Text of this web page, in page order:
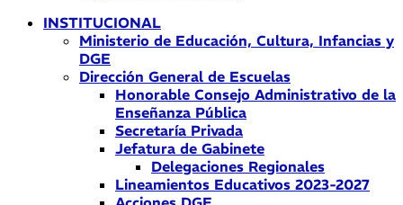
INSTITUCIONAL
Ministerio de Educación, Cultura, Infancias y
DGE
Dirección General de Escuelas
Honorable Consejo Administrativo de la
Enseñanza Pública
Secretaría Privada
Jefatura de Gabinete
Delegaciones Regionales
Lineamientos Educativos 2023-2027